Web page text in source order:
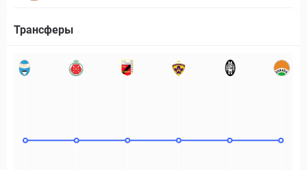
Трансферы